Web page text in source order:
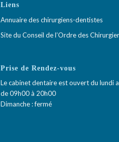
Liens
Annuaire des chirurgiens-dentistes
Site du Conseil de l’Ordre des
Prise de Rendez-vous
Le cabinet dentaire est ouvert du lundi
de 09h00 à 20h00
Dimanche : fermé